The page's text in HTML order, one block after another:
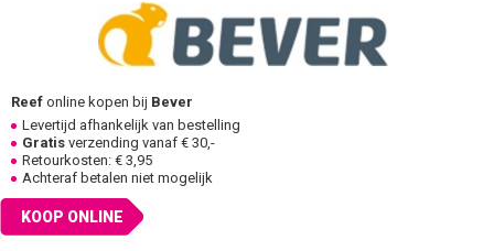
Reef online kopen bij Bever
Levertijd afhankelijk van bestelling
Gratis verzending vanaf € 30,-
Retourkosten: € 3,95
Achteraf betalen niet mogelijk
KOOP ONLINE